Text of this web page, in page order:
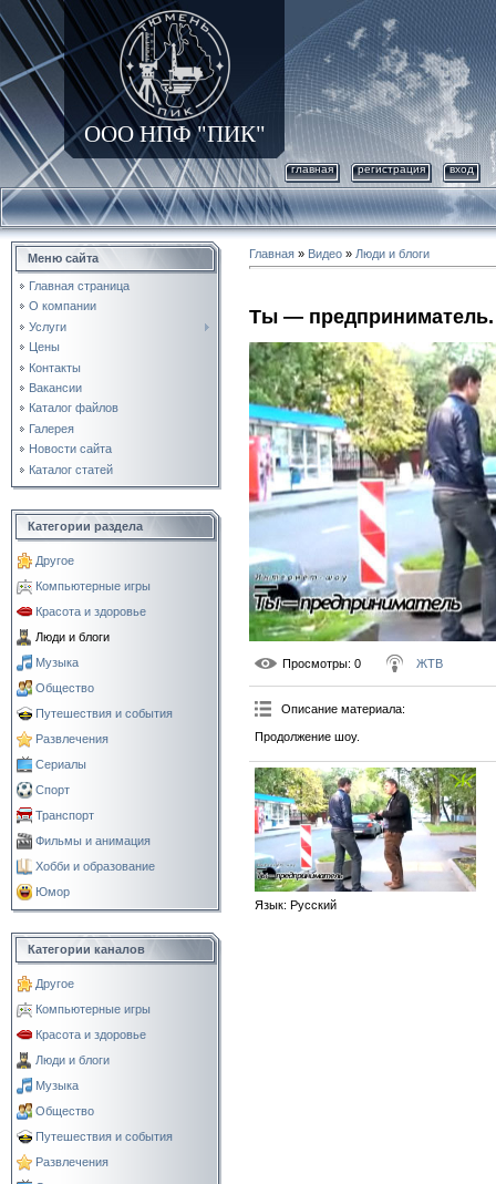
ООО НПФ "ПИК"
главная регистрация вход
Меню сайта
Главная страница
О компании
Услуги
Цены
Контакты
Вакансии
Каталог файлов
Галерея
Новости сайта
Каталог статей
Категории раздела
Другое
Компьютерные игры
Красота и здоровье
Люди и блоги
Музыка
Общество
Путешествия и события
Развлечения
Сериалы
Спорт
Транспорт
Фильмы и анимация
Хобби и образование
Юмор
Категории каналов
Другое
Компьютерные игры
Красота и здоровье
Люди и блоги
Музыка
Общество
Путешествия и события
Развлечения
Главная » Видео » Люди и блоги
Ты — предприниматель.
Просмотры: 0 ЖТВ
Описание материала:
Продолжение шоу.
Язык: Русский